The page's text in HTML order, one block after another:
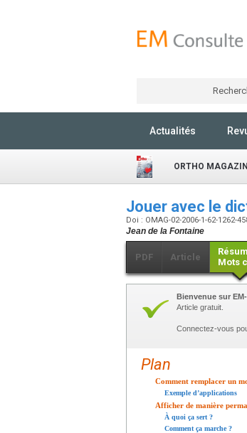
Actualités
ORTHO
Jouer avec le
Doi : OMAG-02-2006-1-62-1262-
Jean de la Fontaine
PDF Article
Mots
Bienvenue sur
Article gratuit.
Connectez-vous
Plan
Comment remplacer un
Exemple d’applications
Afficher de manière
À quoi ça sert ?
Comment ça marche ?